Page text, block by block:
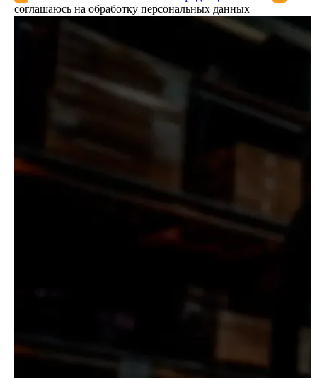
соглашаюсь на обработку персональных данных